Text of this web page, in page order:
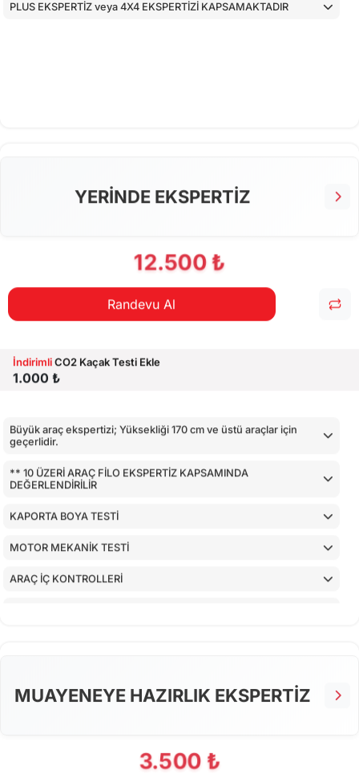
PLUS EKSPERTİZ veya 4X4 EKSPERTİZİ KAPSAMAKTADIR
YERİNDE EKSPERTİZ
12.500 ₺
Randevu Al
İndirimliCO2 Kaçak Testi Ekle
1.000 ₺
Büyük araç ekspertizi; Yüksekliği 170 cm ve üstü araçlar için
geçerlidir.
** 10 ÜZERİ ARAÇ FİLO EKSPERTİZ KAPSAMINDA
DEĞERLENDİRİLİR
KAPORTA BOYA TESTİ
MOTOR MEKANİK TESTİ
ARAÇ İÇ KONTROLLERİ
MUAYENEYE HAZIRLIK EKSPERTİZ
3.500 ₺